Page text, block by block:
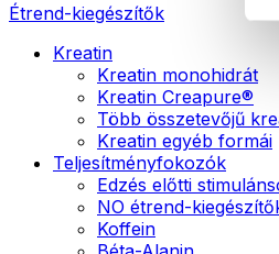
Étrend-kiegészítők
Kreatin
Kreatin monohidrát
Kreatin Creapure®
Több összetevőjű
Kreatin egyéb formái
Teljesítményfokozók
Edzés előtti
NO étrend-
Koffein